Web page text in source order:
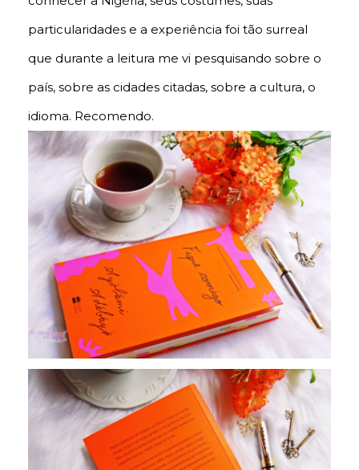
particularidades e a experiência foi tão surreal
que durante a leitura me vi pesquisando sobre o
país, sobre as cidades citadas, sobre a cultura, o
idioma. Recomendo.